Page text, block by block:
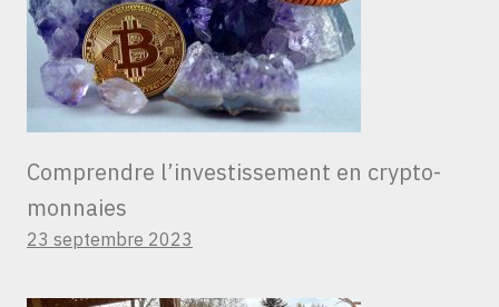
Comprendre l’investissement en crypto-
monnaies
23 septembre 2023